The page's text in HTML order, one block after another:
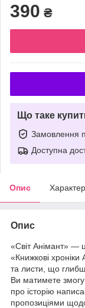
390 ₴
Що таке
Замовлення
Доступна
Опис
Опис
«Світ Анімант» —
«Книжкові
та листи, що
Ви матимете
про історію
пропозиціями